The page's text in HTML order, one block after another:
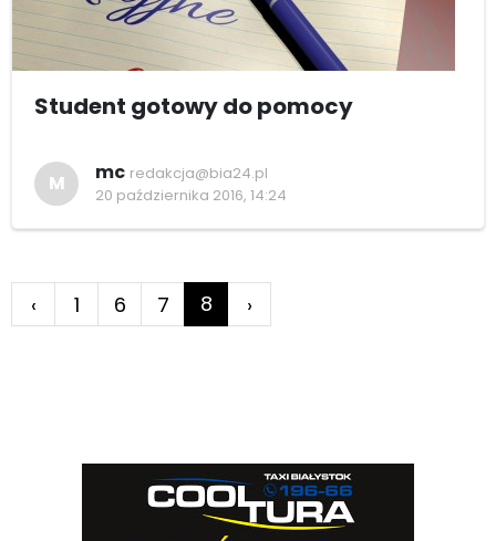
Student gotowy do pomocy
M mc redakcja@bia24.pl
20 października 2016, 14:24
‹ 1 6 7 8 ›